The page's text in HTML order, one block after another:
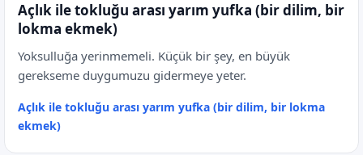
Açlık ile tokluğu arası yarım yufka (bir dilim, bir
lokma ekmek)
Yoksulluğa yerinmemeli. Küçük bir şey, en büyük
gerekseme duygumuzu gidermeye yeter.
Açlık ile tokluğu arası yarım yufka (bir dilim, bir lokma
ekmek)